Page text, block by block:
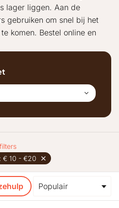
lager liggen. Aan de
gebruiken om snel bij het
komen. Bestel online en
: € 10 - €20